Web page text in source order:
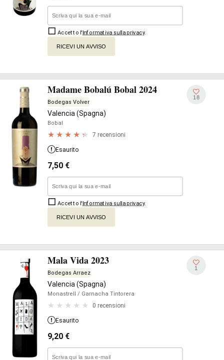
Accetto l'Informativa sulla privacy.
RICEVI UN AVVISO
Madame Bobalú Bobal 2024
Bodegas Volver
Valencia (Spagna)
Bobal
7 recensioni
18
Esaurito
7,50 €
Accetto l'Informativa sulla privacy.
RICEVI UN AVVISO
Mala Vida 2023
Bodegas Arraez
Valencia (Spagna)
Monastrell / Garnacha Tintorera
0 recensioni
1
Esaurito
9,20 €